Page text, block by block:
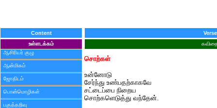
Content
உள்ளடக்கம்
ஆசிரியர் குழு
ஆன்மிகம்
ஜோதிடம்
பொன்மொழிகள்
பகுத்தறிவு
Verse
சொற்கள்
உன்னோடு
சேர்ந்து உண்பதற்காகவே
சட்டைப்பை நிறைய
சொற்களெடுத்து வந்தேன்.